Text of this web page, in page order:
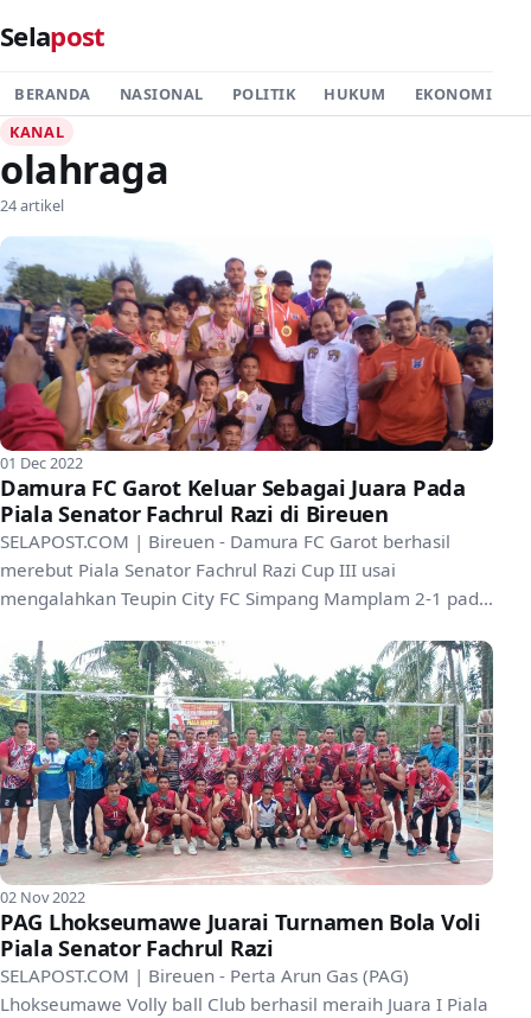
Selapost
BERANDA NASIONAL POLITIK HUKUM EKONOMI
KANAL
olahraga
24 artikel
01 Dec 2022
Damura FC Garot Keluar Sebagai Juara Pada
Piala Senator Fachrul Razi di Bireuen
SELAPOST.COM | Bireuen - Damura FC Garot berhasil
merebut Piala Senator Fachrul Razi Cup III usai
mengalahkan Teupin City FC Simpang Mamplam 2-1 pada
02 Nov 2022
PAG Lhokseumawe Juarai Turnamen Bola Voli
Piala Senator Fachrul Razi
SELAPOST.COM | Bireuen - Perta Arun Gas (PAG)
Lhokseumawe Volly ball Club berhasil meraih Juara I Piala